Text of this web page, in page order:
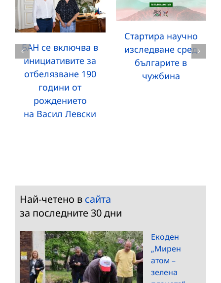
БАН се включва в
инициативите за
отбелязване 190
години от
рождението
на Васил Левски
Стартира научно
изследване сред
българите в
чужбина
Най-четено в сайта
за последните 30 дни
Екоден
„Мирен
атом –
зелена